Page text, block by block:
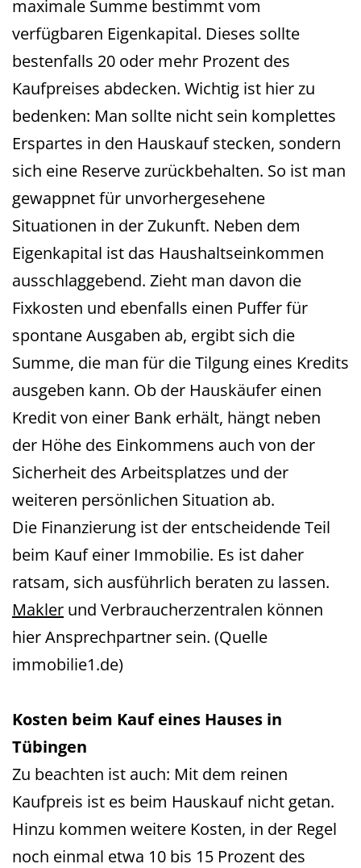
maximale Summe bestimmt vom
verfügbaren Eigenkapital. Dieses sollte
bestenfalls 20 oder mehr Prozent des
Kaufpreises abdecken. Wichtig ist hier zu
bedenken: Man sollte nicht sein komplettes
Erspartes in den Hauskauf stecken, sondern
sich eine Reserve zurückbehalten. So ist man
gewappnet für unvorhergesehene
Situationen in der Zukunft. Neben dem
Eigenkapital ist das Haushaltseinkommen
ausschlaggebend. Zieht man davon die
Fixkosten und ebenfalls einen Puffer für
spontane Ausgaben ab, ergibt sich die
Summe, die man für die Tilgung eines Kredits
ausgeben kann. Ob der Hauskäufer einen
Kredit von einer Bank erhält, hängt neben
der Höhe des Einkommens auch von der
Sicherheit des Arbeitsplatzes und der
weiteren persönlichen Situation ab.
Die Finanzierung ist der entscheidende Teil
beim Kauf einer Immobilie. Es ist daher
ratsam, sich ausführlich beraten zu lassen.
Makler und Verbraucherzentralen können
hier Ansprechpartner sein. (Quelle
immobilie1.de)
Kosten beim Kauf eines Hauses in
Tübingen
Zu beachten ist auch: Mit dem reinen
Kaufpreis ist es beim Hauskauf nicht getan.
Hinzu kommen weitere Kosten, in der Regel
noch einmal etwa 10 bis 15 Prozent des